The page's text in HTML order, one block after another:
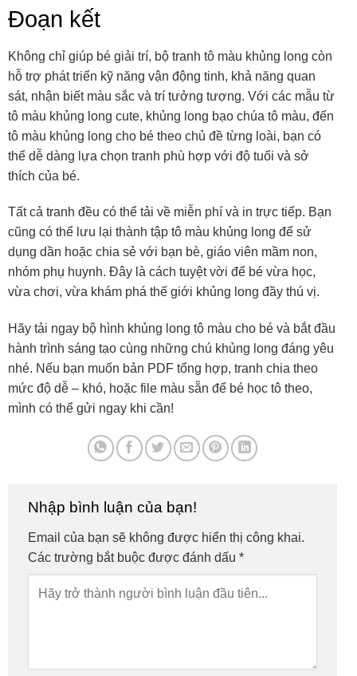
Đoạn kết
Không chỉ giúp bé giải trí, bộ tranh tô màu khủng long còn
hỗ trợ phát triển kỹ năng vận động tinh, khả năng quan
sát, nhận biết màu sắc và trí tưởng tượng. Với các mẫu từ
tô màu khủng long cute, khủng long bạo chúa tô màu, đến
tô màu khủng long cho bé theo chủ đề từng loài, bạn có
thể dễ dàng lựa chọn tranh phù hợp với độ tuổi và sở
thích của bé.
Tất cả tranh đều có thể tải về miễn phí và in trực tiếp. Bạn
cũng có thể lưu lại thành tập tô màu khủng long để sử
dụng dần hoặc chia sẻ với bạn bè, giáo viên mầm non,
nhóm phụ huynh. Đây là cách tuyệt vời để bé vừa học,
vừa chơi, vừa khám phá thế giới khủng long đầy thú vị.
Hãy tải ngay bộ hình khủng long tô màu cho bé và bắt đầu
hành trình sáng tạo cùng những chú khủng long đáng yêu
nhé. Nếu bạn muốn bản PDF tổng hợp, tranh chia theo
mức độ dễ – khó, hoặc file màu sẵn để bé học tô theo,
mình có thể gửi ngay khi cần!
Nhập bình luận của bạn!
Email của bạn sẽ không được hiển thị công khai.
Các trường bắt buộc được đánh dấu *